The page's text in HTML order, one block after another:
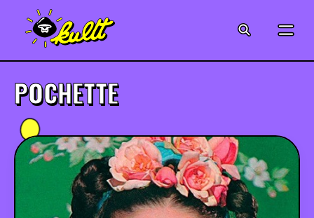
MUSIQUE
CRÉATION
POCHETTE